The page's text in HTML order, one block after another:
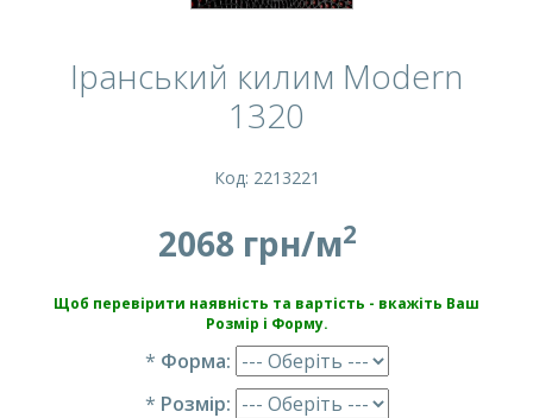
Іранський килим Modern
1320
Код: 2213221
2068 грн/м2
Щоб перевірити наявність та вартість - вкажіть Ваш
Розмір і Форму.
* Форма:
* Розмір: